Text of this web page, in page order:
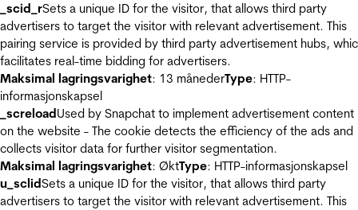
_scid_rSets a unique ID for the visitor, that allows third party
advertisers to target the visitor with relevant advertisement. This
pairing service is provided by third party advertisement hubs,
facilitates real-time bidding for advertisers.
Maksimal lagringsvarighet: 13 månederType: HTTP-
informasjonskapsel
_screloadUsed by Snapchat to implement advertisement content
on the website - The cookie detects the efficiency of the ads and
collects visitor data for further visitor segmentation.
Maksimal lagringsvarighet: ØktType: HTTP-informasjonskapsel
u_sclidSets a unique ID for the visitor, that allows third party
advertisers to target the visitor with relevant advertisement. This